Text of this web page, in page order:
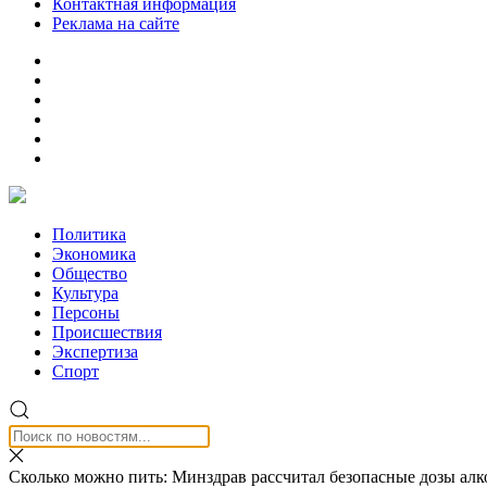
Контактная информация
Реклама на сайте
Политика
Экономика
Общество
Культура
Персоны
Происшествия
Экспертиза
Спорт
Сколько можно пить: Минздрав рассчитал безопасные дозы